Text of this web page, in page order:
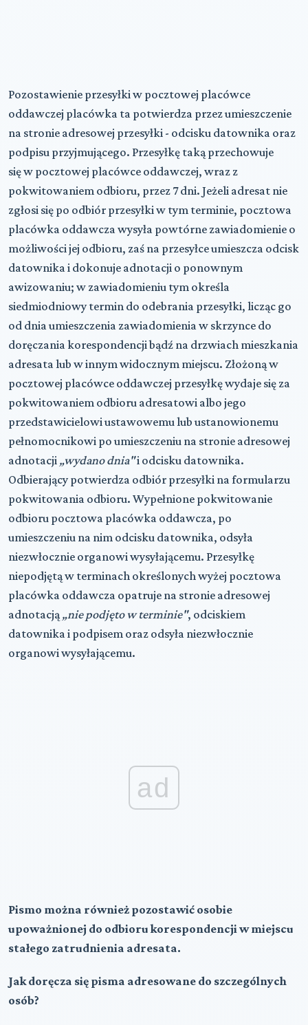
Pozostawienie przesyłki w pocztowej placówce
oddawczej placówka ta potwierdza przez umieszczenie
na stronie adresowej przesyłki - odcisku datownika oraz
podpisu przyjmującego. Przesyłkę taką przechowuje
się w pocztowej placówce oddawczej, wraz z
pokwitowaniem odbioru, przez 7 dni. Jeżeli adresat nie
zgłosi się po odbiór przesyłki w tym terminie, pocztowa
placówka oddawcza wysyła powtórne zawiadomienie o
możliwości jej odbioru, zaś na przesyłce umieszcza odcisk
datownika i dokonuje adnotacji o ponownym
awizowaniu; w zawiadomieniu tym określa
siedmiodniowy termin do odebrania przesyłki, licząc go
od dnia umieszczenia zawiadomienia w skrzynce do
doręczania korespondencji bądź na drzwiach mieszkania
adresata lub w innym widocznym miejscu. Złożoną w
pocztowej placówce oddawczej przesyłkę wydaje się za
pokwitowaniem odbioru adresatowi albo jego
przedstawicielowi ustawowemu lub ustanowionemu
pełnomocnikowi po umieszczeniu na stronie adresowej
adnotacji „wydano dnia"i odcisku datownika.
Odbierający potwierdza odbiór przesyłki na formularzu
pokwitowania odbioru. Wypełnione pokwitowanie
odbioru pocztowa placówka oddawcza, po
umieszczeniu na nim odcisku datownika, odsyła
niezwłocznie organowi wysyłającemu. Przesyłkę
niepodjętą w terminach określonych wyżej pocztowa
placówka oddawcza opatruje na stronie adresowej
adnotacją „nie podjęto w terminie", odciskiem
datownika i podpisem oraz odsyła niezwłocznie
organowi wysyłającemu.
ad
Pismo można również pozostawić osobie
upoważnionej do odbioru korespondencji w miejscu
stałego zatrudnienia adresata.
Jak doręcza się pisma adresowane do szczególnych
osób?